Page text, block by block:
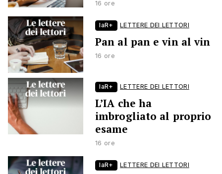
16 ore
laR+ LETTERE DEI LETTORI
Pan al pan e vin al vin
16 ore
laR+ LETTERE DEI LETTORI
L’IA che ha
imbrogliato al proprio
esame
16 ore
laR+ LETTERE DEI LETTORI